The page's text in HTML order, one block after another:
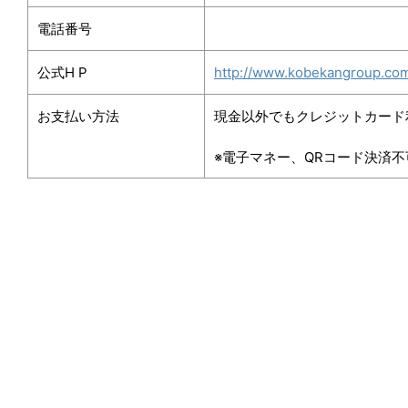
電話番号
公式H P http://
お支払い方法 現金以外でもクレジットカー
※電子マネー、QRコード決済